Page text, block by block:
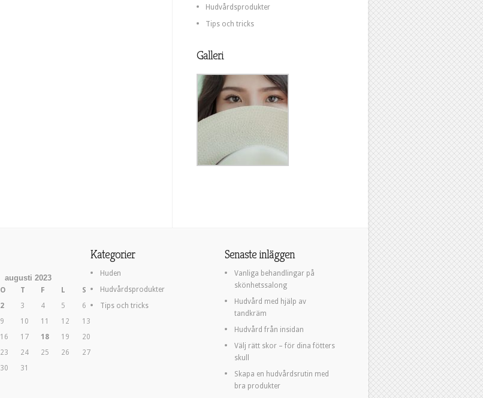
Hudvårdsprodukter
Tips och tricks
Galleri
augusti 2023
O T F L
S
2 3 4 5
6
9 10 11 12
13
16 17 18 19
20
23 24 25 26
27
30
31
Kategorier
Huden
Hudvårdsprodukter
Tips och tricks
Senaste inläggen
Vanliga behandlingar på
skönhetssalong
Hudvård med hjälp av
tandkräm
Hudvård från insidan
Välj rätt skor – för dina fötters
skull
Skapa en hudvårdsrutin med
bra produkter